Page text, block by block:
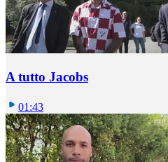
A tutto Jacobs
01:43